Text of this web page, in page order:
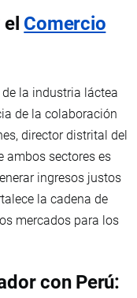
Comercio
la industria láctea
de la colaboración
director distrital del
ambos sectores es
ingresos justos
la cadena de
mercados para los
con Perú: